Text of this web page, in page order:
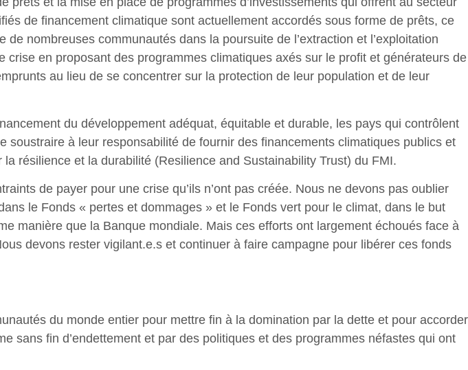
de financement climatique sont actuellement accordés sous forme de prêts, ce
nombreuses communautés dans la poursuite de l’extraction et l’exploitation
en proposant des programmes climatiques axés sur le profit et générateurs de
au lieu de se concentrer sur la protection de leur population et de leur
du développement adéquat, équitable et durable, les pays qui contrôlent
à leur responsabilité de fournir des financements climatiques publics et
résilience et la durabilité (Resilience and Sustainability Trust) du FMI.
de payer pour une crise qu’ils n’ont pas créée. Nous ne devons pas oublier
le Fonds « pertes et dommages » et le Fonds vert pour le climat, dans le but
manière que la Banque mondiale. Mais ces efforts ont largement échoués face à
devons rester vigilant.e.s et continuer à faire campagne pour libérer ces fonds
du monde entier pour mettre fin à la domination par la dette et pour accorder
sans fin d’endettement et par des politiques et des programmes néfastes qui ont